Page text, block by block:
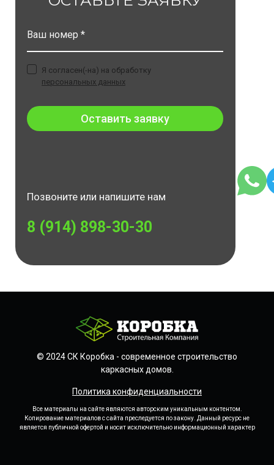
8 (914) 898-30-30
Позвоните или напишите нам
Ваш номер *
Оставить заявку
Я согласен(-на) на обработку
персональных данных
© 2024 СК Коробка - современное строительство
каркасных домов.
Политика конфиденциальности
Все материалы на сайте являются авторским уникальным контентом.
Копирование материалов с сайта преследуется по закону. Данный ресурс не
является публичной офертой и носит исключительно информационный характер